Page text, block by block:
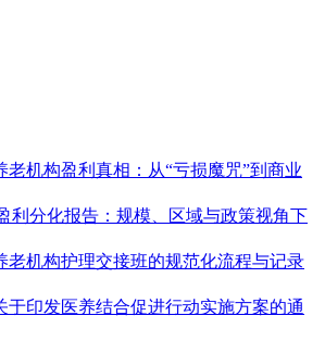
老机构盈利真相：从“亏损魔咒”到商业
利分化报告：规模、区域与政策视角下
老机构护理交接班的规范化流程与记录
于印发医养结合促进行动实施方案的通